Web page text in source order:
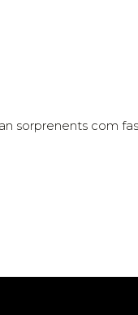
sorprenents com